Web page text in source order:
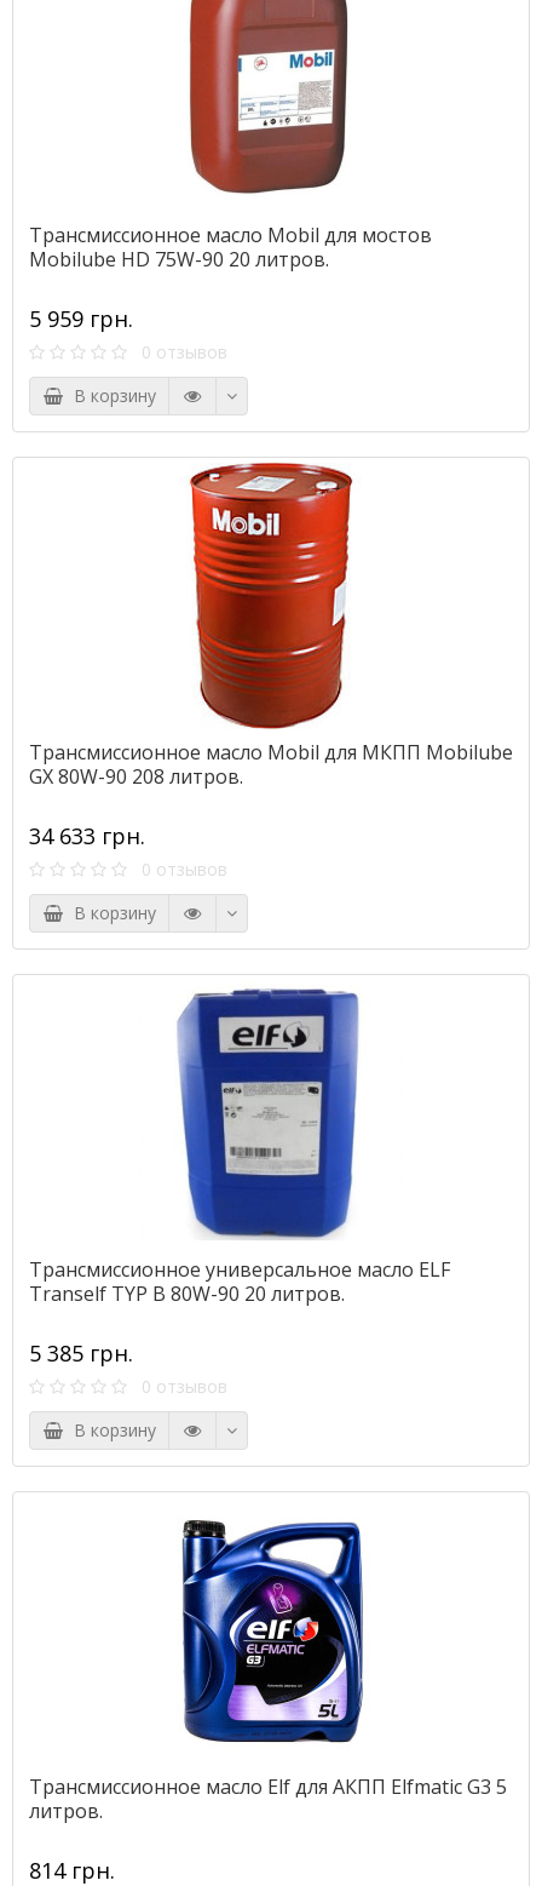
Трансмиссионное масло Mobil для мостов
Mobilube HD 75W-90 20 литров.
5 959 грн.
0 отзывов
В корзину
Трансмиссионное масло Mobil для МКПП Mobilube
GX 80W-90 208 литров.
34 633 грн.
0 отзывов
В корзину
Трансмиссионное универсальное масло ELF
Tranself TYP B 80W-90 20 литров.
5 385 грн.
0 отзывов
В корзину
Трансмиссионное масло Elf для АКПП Elfmatic G3 5
литров.
814 грн.